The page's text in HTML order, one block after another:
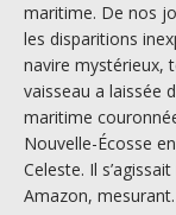
maritime. De nos
les disparitions
navire mystérieux,
vaisseau a laissée
maritime
Nouvelle-Écosse
Celeste. Il
Amazon,